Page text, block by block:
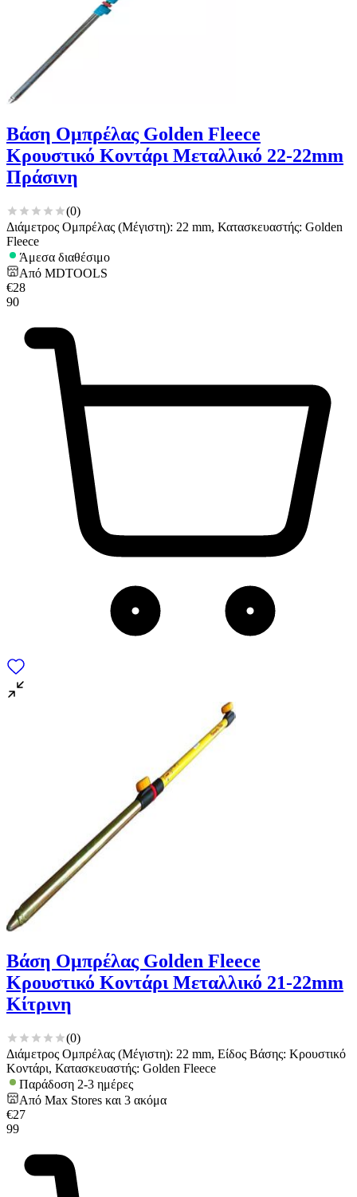
Βάση Ομπρέλας Golden Fleece
Κρουστικό Κοντάρι Μεταλλικό 22-22mm
Πράσινη
(0)
Διάμετρος Ομπρέλας (Μέγιστη): 22 mm, Κατασκευαστής: Golden
Fleece
Άμεσα διαθέσιμο
Από MDTOOLS
€28
90
Βάση Ομπρέλας Golden Fleece
Κρουστικό Κοντάρι Μεταλλικό 21-22mm
Κίτρινη
(0)
Διάμετρος Ομπρέλας (Μέγιστη): 22 mm, Είδος Βάσης: Κρουστικό
Κοντάρι, Κατασκευαστής: Golden Fleece
Παράδοση 2-3 ημέρες
Από Max Stores και 3 ακόμα
€27
99